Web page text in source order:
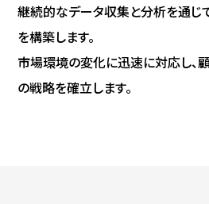
継続的なデータ収集と分析を通じ
を構築します。
市場環境の変化に迅速に対応し、
の戦略を確立します。